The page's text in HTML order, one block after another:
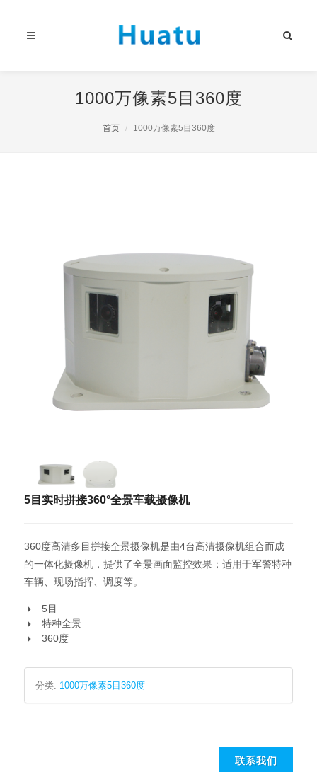
1000万像素5目360度
首页 1000万像素5目360度
5目实时拼接360°全景车载摄像机
360度高清多目拼接全景摄像机是由4台高清摄像机组合而成
的一体化摄像机，提供了全景画面监控效果；适用于军警特种
车辆、现场指挥、调度等。
5目
特种全景
360度
分类: 1000万像素5目360度
联系我们